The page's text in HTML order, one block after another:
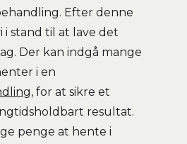
Efter denne
i stand til at lave det
Der kan indgå mange
i en
, for at sikre et
resultat.
penge at hente i